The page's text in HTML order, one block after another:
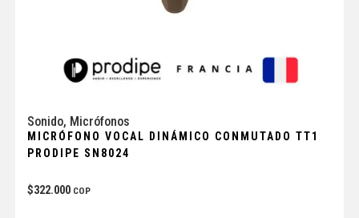
Sonido, Micrófonos
MICRÓFONO VOCAL DINÁMICO CONMUTADO TT1
PRODIPE SN8024
$322.000 COP